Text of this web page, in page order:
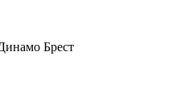
Брест